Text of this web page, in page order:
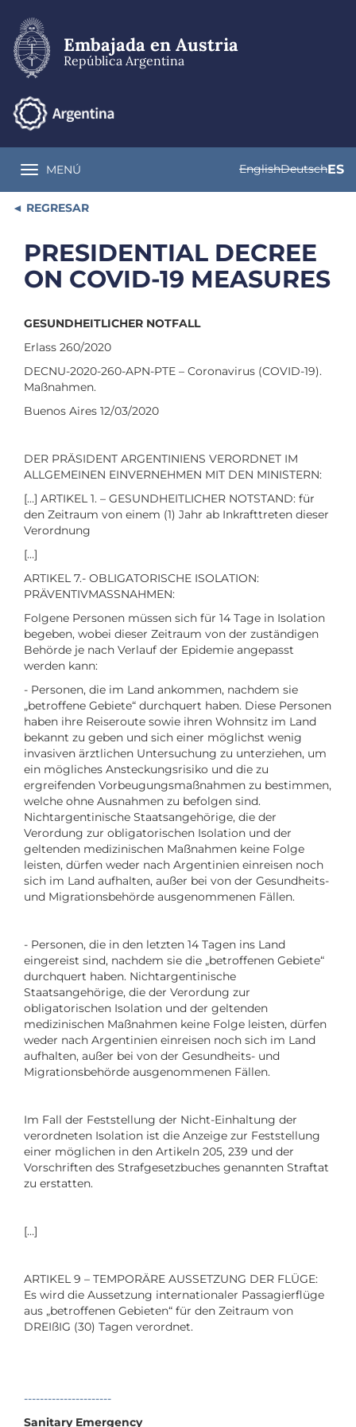
contenido
principal
Embajada en Austria
República Argentina
Toggle navigation
MENÚ EnglishDeutschES
REGRESAR
PRESIDENTIAL DECREE
ON COVID-19 MEASURES
GESUNDHEITLICHER NOTFALL
Erlass 260/2020
DECNU-2020-260-APN-PTE – Coronavirus (COVID-19).
Maßnahmen.
Buenos Aires 12/03/2020
DER PRÄSIDENT ARGENTINIENS VERORDNET IM
ALLGEMEINEN EINVERNEHMEN MIT DEN MINISTERN:
[…] ARTIKEL 1. – GESUNDHEITLICHER NOTSTAND: für
den Zeitraum von einem (1) Jahr ab Inkrafttreten dieser
Verordnung
[…]
ARTIKEL 7.- OBLIGATORISCHE ISOLATION:
PRÄVENTIVMASSNAHMEN:
Folgene Personen müssen sich für 14 Tage in Isolation
begeben, wobei dieser Zeitraum von der zuständigen
Behörde je nach Verlauf der Epidemie angepasst
werden kann:
- Personen, die im Land ankommen, nachdem sie
„betroffene Gebiete“ durchquert haben. Diese Personen
haben ihre Reiseroute sowie ihren Wohnsitz im Land
bekannt zu geben und sich einer möglichst wenig
invasiven ärztlichen Untersuchung zu unterziehen, um
ein mögliches Ansteckungsrisiko und die zu
ergreifenden Vorbeugungsmaßnahmen zu bestimmen,
welche ohne Ausnahmen zu befolgen sind.
Nichtargentinische Staatsangehörige, die der
Verordung zur obligatorischen Isolation und der
geltenden medizinischen Maßnahmen keine Folge
leisten, dürfen weder nach Argentinien einreisen noch
sich im Land aufhalten, außer bei von der Gesundheits-
und Migrationsbehörde ausgenommenen Fällen.
- Personen, die in den letzten 14 Tagen ins Land
eingereist sind, nachdem sie die „betroffenen Gebiete“
durchquert haben. Nichtargentinische
Staatsangehörige, die der Verordung zur
obligatorischen Isolation und der geltenden
medizinischen Maßnahmen keine Folge leisten, dürfen
weder nach Argentinien einreisen noch sich im Land
aufhalten, außer bei von der Gesundheits- und
Migrationsbehörde ausgenommenen Fällen.
Im Fall der Feststellung der Nicht-Einhaltung der
verordneten Isolation ist die Anzeige zur Feststellung
einer möglichen in den Artikeln 205, 239 und der
Vorschriften des Strafgesetzbuches genannten Straftat
zu erstatten.
[…]
ARTIKEL 9 – TEMPORÄRE AUSSETZUNG DER FLÜGE:
Es wird die Aussetzung internationaler Passagierflüge
aus „betroffenen Gebieten“ für den Zeitraum von
DREIßIG (30) Tagen verordnet.
----------------------
Sanitary Emergency